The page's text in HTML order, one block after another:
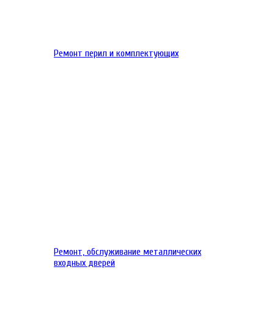
Ремонт перил и комплектующих
Ремонт, обслуживание металлических
входных дверей